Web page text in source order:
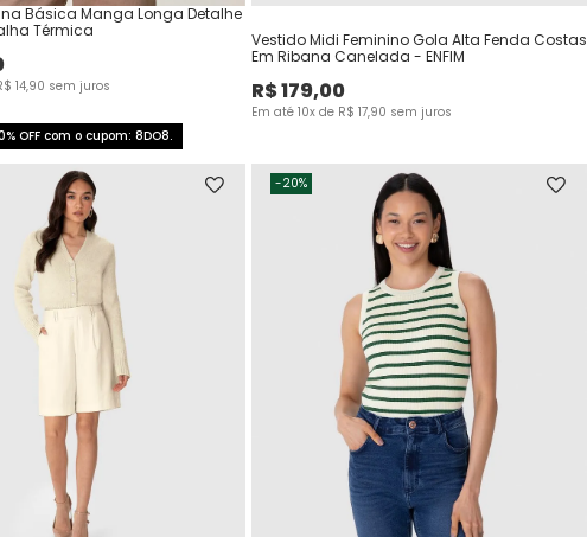
Básica Manga Longa Detalhe
Térmica
14,90 sem juros
OFF com o cupom: 8DO8.
Vestido Midi Feminino Gola Alta Fenda Costas
Em Ribana Canelada - ENFIM
R$179,00
Em até 10x de R$ 17,90 sem juros
-20%